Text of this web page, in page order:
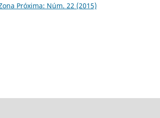
Próxima: Núm. 22 (2015)